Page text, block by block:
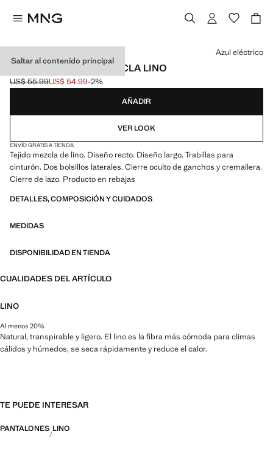
Saltar al contenido principal
PANTALÓN RECTO MEZCLA LINO
Precio inicial tachado [US$ 55.99 ]
US$ 55.99
Precio actual [US$ 54.99 ]
US$ 54.99-2%
Selecciona un color
Azul eléctrico
AÑADIR
VER LOOK
ENVÍO GRATIS A TIENDA
Tejido mezcla de lino. Diseño recto. Diseño largo. Trabillas para
cinturón. Dos bolsillos laterales. Cierre oculto de ganchos y cremallera.
Cierre de lazo. Producto en rebajas
DETALLES, COMPOSICIÓN Y CUIDADOS
MEDIDAS
DISPONIBILIDAD EN TIENDA
CUALIDADES DEL ARTÍCULO
LINO
Al menos 20%
Natural, transpirable y ligero. El lino es la fibra más cómoda para climas
cálidos y húmedos, se seca rápidamente y reduce el calor.
TE PUEDE INTERESAR
PANTALONES LINO